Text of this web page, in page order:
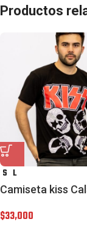
Productos
S L
Camiseta kiss
$33,000